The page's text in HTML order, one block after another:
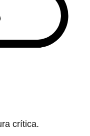
crítica.